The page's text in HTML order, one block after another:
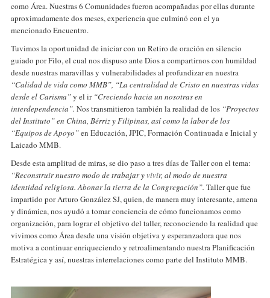
como Área. Nuestras 6 Comunidades fueron acompañadas por ellas durante
aproximadamente dos meses, experiencia que culminó con el ya
mencionado Encuentro.
Tuvimos la oportunidad de iniciar con un Retiro de oración en silencio
guiado por Filo, el cual nos dispuso ante Dios a compartirnos con humildad
desde nuestras maravillas y vulnerabilidades al profundizar en nuestra
“Calidad de vida como MMB”, “La centralidad de Cristo en nuestras vidas
desde el Carisma”y el ir “Creciendo hacia un nosotras en
interdependencia”. Nos transmitieron también la realidad de los “Proyectos
del Instituto” en China, Bérriz y Filipinas, así como la labor de los
“Equipos de Apoyo”en Educación, JPIC, Formación Continuada e Inicial y
Laicado MMB.
Desde esta amplitud de miras, se dio paso a tres días de Taller con el tema:
“Reconstruir nuestro modo de trabajar y vivir, al modo de nuestra
identidad religiosa. Abonar la tierra de la Congregación”. Taller que fue
impartido por Arturo González SJ, quien, de manera muy interesante, amena
y dinámica, nos ayudó a tomar conciencia de cómo funcionamos como
organización, para lograr el objetivo del taller, reconociendo la realidad que
vivimos como Área desde una visión objetiva y esperanzadora que nos
motiva a continuar enriqueciendo y retroalimentando nuestra Planificación
Estratégica y así, nuestras interrelaciones como parte del Instituto MMB.